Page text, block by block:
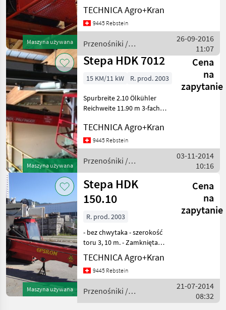
Maszyna używana
Teleskop inkl.
Greiferverbreiterung,
Endlos, Schoppeinrichtung,
Żurawie do forwarderów
TECHNICA Agro+Kran
9445 Rebstein
Przenośniki /
Stepa
26-09-2016
11:07
Maszyna używana
Stepa HDK 7012
Cena
na
zapytanie
15 KM/11 kW R. prod. 2003
Spurbreite 2.10 Ölkühler
Reichweite 11.90 m 3-fach
Greiferverbreiterung
Przenośniki Żurawie do
forwarderów
TECHNICA Agro+Kran
9445 Rebstein
Przenośniki /
Stepa
03-11-2014
10:16
Maszyna używana
Stepa HDK
150.10
Cena
na
zapytanie
R. prod. 2003
- bez chwytaka - szerokość
toru 3, 10 m. - Zamknięta
kabina -
Elektrohydrauliczne
sterowanie pilotem - PWG
zasięg 10m. 15, 0 m/t
TECHNICA Agro+Kran
9445 Rebstein
Przenośniki /
Stepa
21-07-2014
08:32